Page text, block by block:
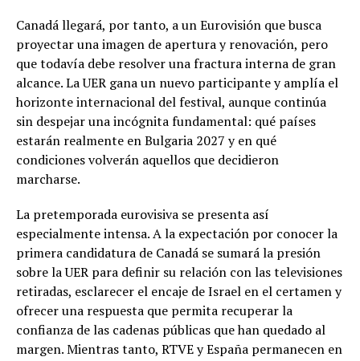
Canadá llegará, por tanto, a un Eurovisión que busca
proyectar una imagen de apertura y renovación, pero
que todavía debe resolver una fractura interna de gran
alcance. La UER gana un nuevo participante y amplía el
horizonte internacional del festival, aunque continúa
sin despejar una incógnita fundamental: qué países
estarán realmente en Bulgaria 2027 y en qué
condiciones volverán aquellos que decidieron
marcharse.
La pretemporada eurovisiva se presenta así
especialmente intensa. A la expectación por conocer la
primera candidatura de Canadá se sumará la presión
sobre la UER para definir su relación con las televisiones
retiradas, esclarecer el encaje de Israel en el certamen y
ofrecer una respuesta que permita recuperar la
confianza de las cadenas públicas que han quedado al
margen. Mientras tanto, RTVE y España permanecen en